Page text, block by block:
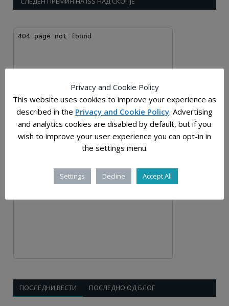
ПОСЛЕДНИ ВЕСТИ ПОСЛЕДНО ОД БЛОГ
Privacy and Cookie Policy
This website uses cookies to improve your experience as
described in the Privacy and Cookie Policy. Advertising
and analytics cookies are disabled by default, but if you
wish to improve your user experience you can opt-in in
the settings menu.
Settings Decline Accept All